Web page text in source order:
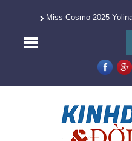
Miss Cosmo 2025